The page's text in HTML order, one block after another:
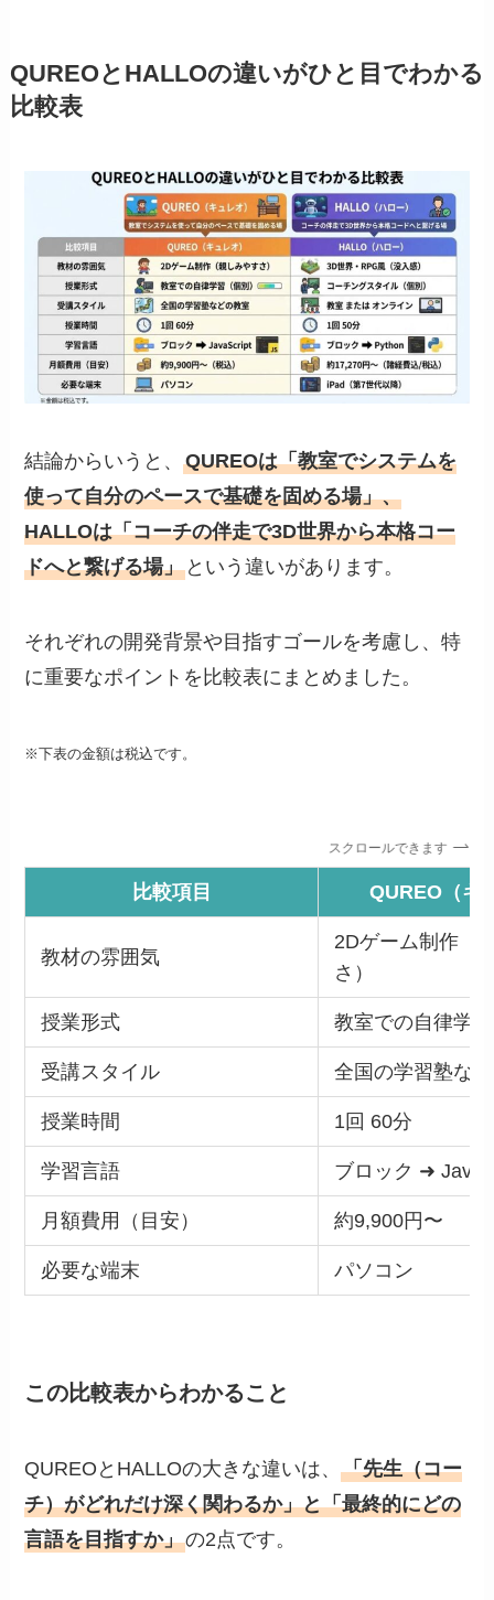
QUREOとHALLOの違いがひと目でわかる
比較表
結論からいうと、QUREOは「教室でシステムを
使って自分のペースで基礎を固める場」、
HALLOは「コーチの伴走で3D世界から本格コー
ドへと繋げる場」 という違いがあります。
それぞれの開発背景や目指すゴールを考慮し、特
に重要なポイントを比較表にまとめました。
※下表の金額は税込です。
スクロールできます
比較項目 QUREO（キ
教材の雰囲気
2Dゲーム制作（
さ）
授業形式 教室での自律学
受講スタイル 全国の学習塾な
授業時間 1回 60分
学習言語 ブロック ➜
月額費用（目安） 約9,900円〜
必要な端末 パソコン
この比較表からわかること
QUREOとHALLOの大きな違いは、「先生（コー
チ）がどれだけ深く関わるか」と「最終的にどの
言語を目指すか」の2点です。